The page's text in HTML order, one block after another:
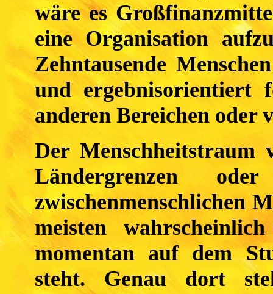
wäre es
eine Organisation
Zehntausende
und ergebnisorientiert
anderen Bereichen oder
Der Menschheitstraum
Ländergrenzen
zwischenmenschlichen
meisten
momentan auf dem
steht. Genau dort